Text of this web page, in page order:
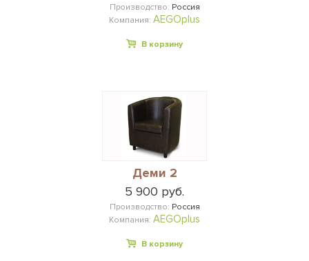
Производство: Россия
Компания: AEGOplus
В корзину
Деми 2
5 900 руб.
Производство: Россия
Компания: AEGOplus
В корзину